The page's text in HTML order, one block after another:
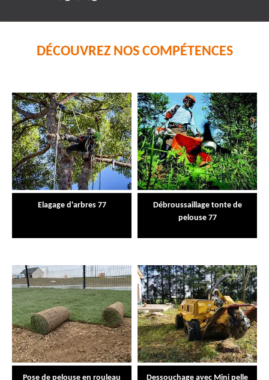
DÉCOUVREZ NOS COMPÉTENCES
Elagage d'arbres 77
Débroussaillage tonte de
pelouse 77
Pose de pelouse en rouleau
Dessouchage avec Mini pelle